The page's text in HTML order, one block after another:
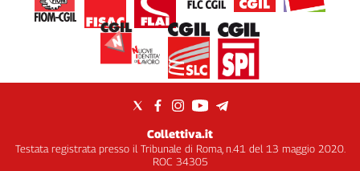
Collettiva.it
Testata registrata presso il Tribunale di Roma, n.41 del 13 maggio 2020.
ROC 34305